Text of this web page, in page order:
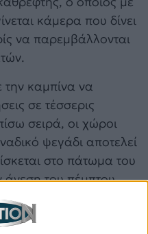
κάμερα που δίνει
να παρεμβάλλονται
καμπίνα να
σε τέσσερις
σειρά, οι χώροι
ψεγάδι αποτελεί
στο πάτωμα του
άνεση του πέμπτου
αυτός
αξιοσημείωτο